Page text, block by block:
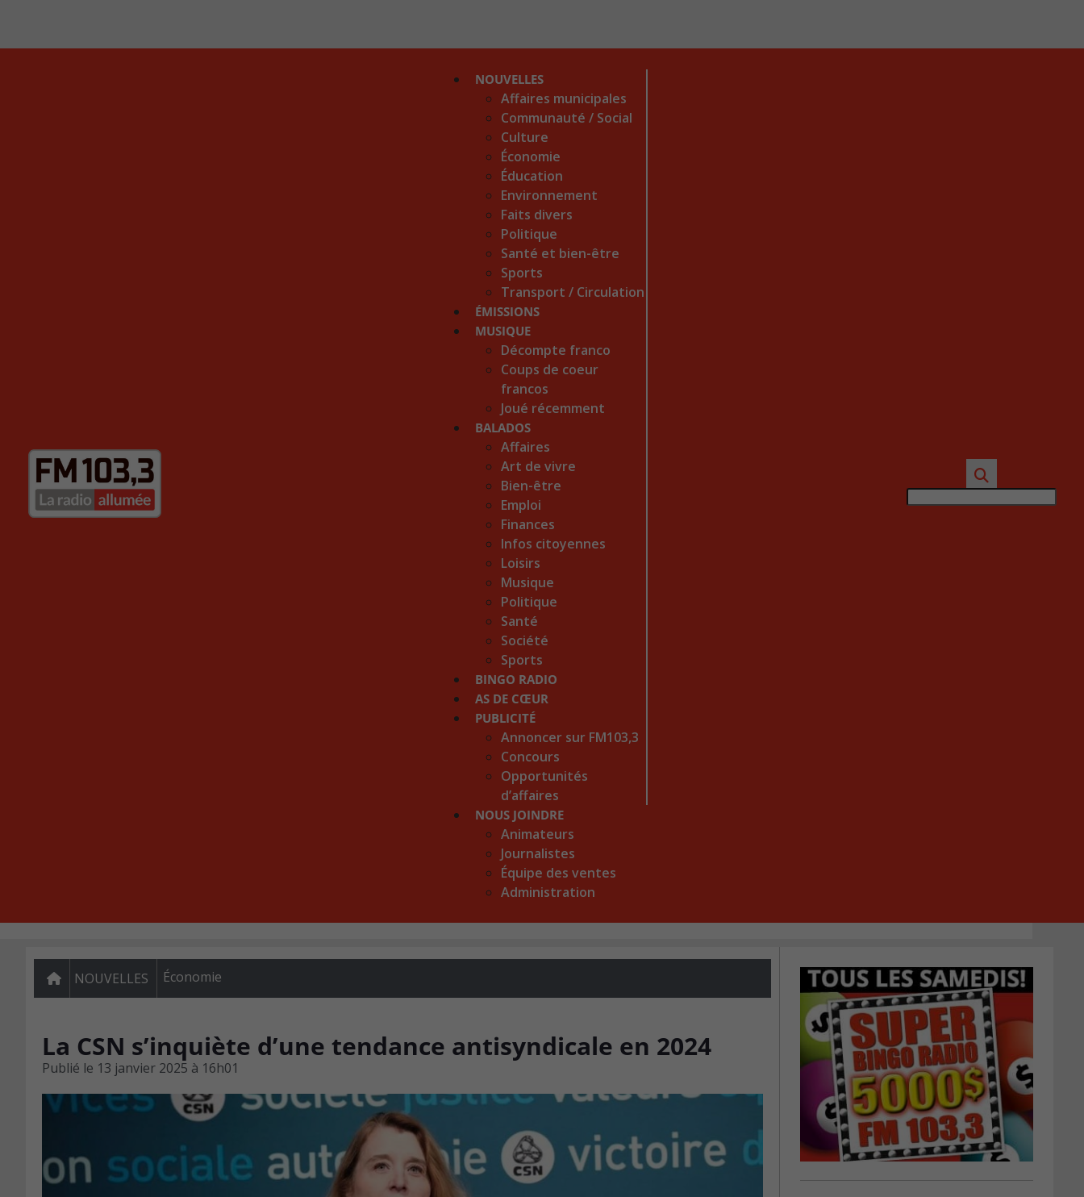
NOUVELLES
Affaires municipales
Communauté / Social
Culture
Économie
Éducation
Environnement
Faits divers
Politique
Santé et bien-être
Sports
Transport / Circulation
ÉMISSIONS
MUSIQUE
Décompte franco
Coups de coeur
francos
Joué récemment
BALADOS
Affaires
Art de vivre
Bien-être
Emploi
Finances
Infos citoyennes
Loisirs
Musique
Politique
Santé
Société
Sports
BINGO RADIO
AS DE CŒUR
PUBLICITÉ
Annoncer sur FM103,3
Concours
Opportunités
d’affaires
NOUS JOINDRE
Animateurs
Journalistes
Équipe des ventes
Administration
NOUVELLES Économie
La CSN s’inquiète d’une tendance antisyndicale en 2024
Publié le 13 janvier 2025 à 16h01